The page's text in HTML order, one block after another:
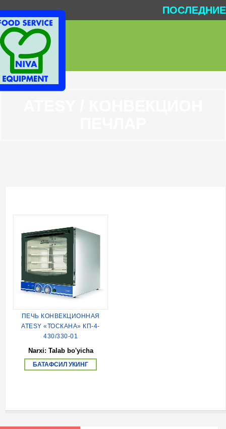
ПЕЧЬ КОНВЕКЦИОННАЯ
ATESY «ТОСКАНА» КП-4-
430/330-01
Narxi: Talab bo'yicha
БАТАФСИЛ УКИНГ